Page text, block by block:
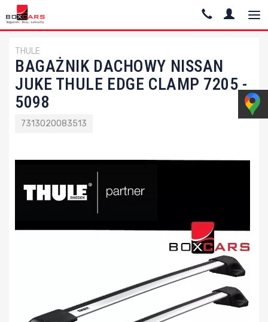
THULE
BAGAŻNIK DACHOWY NISSAN
JUKE THULE EDGE CLAMP 7205 -
5098
7313020083513